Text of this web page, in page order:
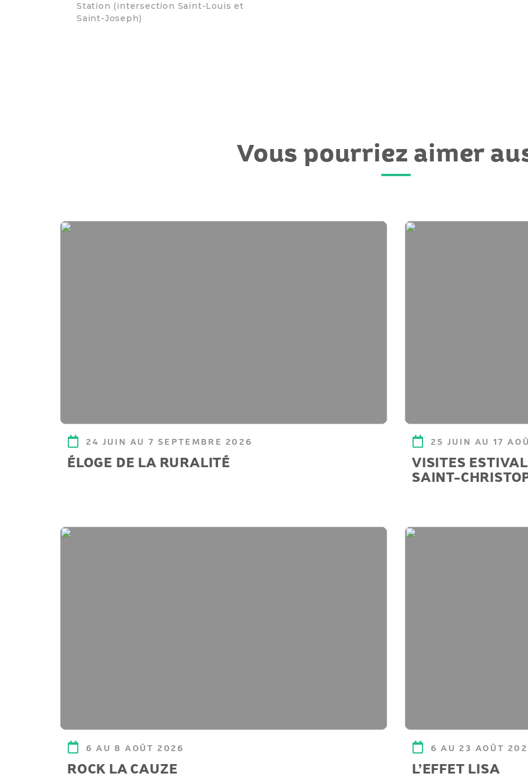
Station (intersection Saint-Louis et
Saint-Joseph)
Vous pourriez aimer
24 JUIN AU 7 SEPTEMBRE 2026
ÉLOGE DE LA RURALITÉ
25 JUIN AU 17
VISITES
SAINT-
6 AU 8 AOÛT 2026
ROCK LA CAUZE
6 AU 23 AOÛT
L’EFFET LISA